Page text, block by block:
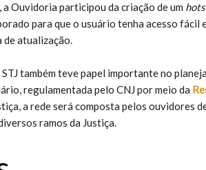
a Ouvidoria participou da criação de um
para que o usuário tenha acesso fácil
atualização.
também teve papel importante no
regulamentada pelo CNJ por meio da
a rede será composta pelos ouvidores
ramos da Justiça.